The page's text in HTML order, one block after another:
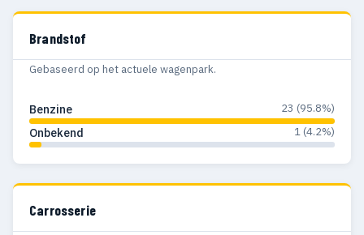
Brandstof
Gebaseerd op het actuele wagenpark.
Benzine 23 (95.8%)
Onbekend 1 (4.2%)
Carrosserie